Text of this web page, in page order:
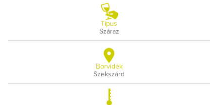
Típus
Száraz
Borvidék
Szekszárd